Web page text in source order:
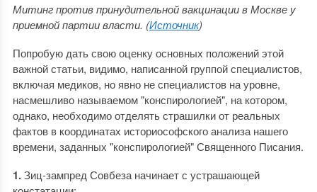
Митинг против принудительной вакцинации в Москве у
приемной партии власти. (Источник)
Попробую дать свою оценку основных положений этой
важной статьи, видимо, написанной группой специалистов,
включая медиков, но явно не специалистов на уровне,
насмешливо называемом "конспирологией", на котором,
однако, необходимо отделять страшилки от реальных
фактов в координатах историософского анализа нашего
времени, заданных "конспирологией" Священного Писания.
1.Зиц-зампред Совбеза начинает с устрашающей